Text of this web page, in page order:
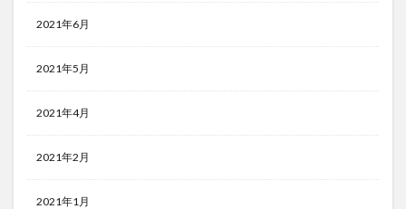
2021年6月
2021年5月
2021年4月
2021年2月
2021年1月